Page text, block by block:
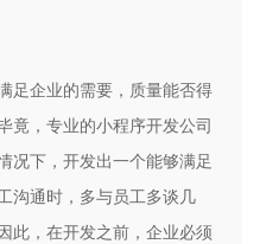
足企业的需要，质量能否得
竟，专业的小程序开发公司
况下，开发出一个能够满足
沟通时，多与员工多谈几
此，在开发之前，企业必须